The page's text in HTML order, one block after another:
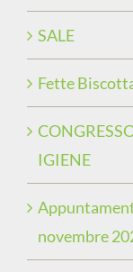
SALE
Fette
IGIENE
novembre